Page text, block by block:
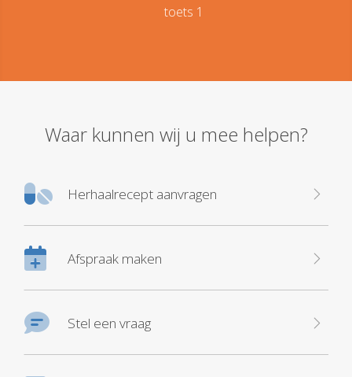
toets 1
Waar kunnen wij u mee helpen?
Herhaalrecept aanvragen
Afspraak maken
Stel een vraag